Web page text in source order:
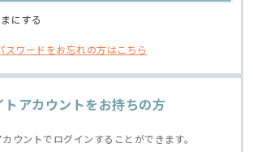
にする
スワードをお忘れの方はこちら
トアカウントをお持ちの方
ウントでログインすることができます。